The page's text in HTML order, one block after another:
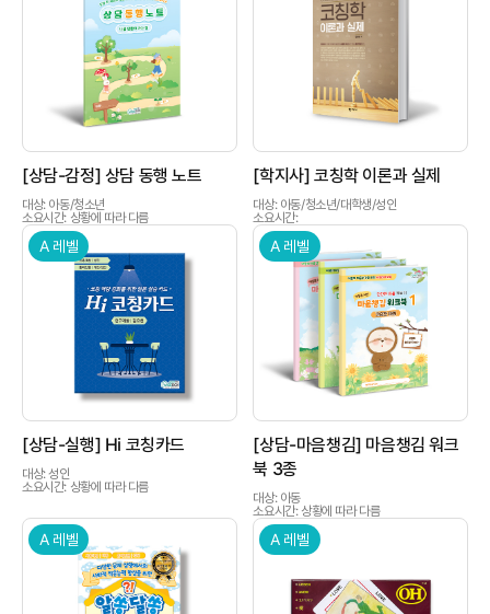
인싸이트는 '학지사 심리검사연구소'의 새 이름입니다.
상품이미지
[상담-감정] 상담 동행 노트
대상: 아동/청소년
소요시간: 상황에 따라 다름
상품이미지
[학지사] 코칭학 이론과 실제
대상: 아동/청소년/대학생/성인
소요시간:
상품이미지
A 레벨
[상담-실행] Hi 코칭카드
대상: 성인
소요시간: 상황에 따라 다름
상품이미지
A 레벨
[상담-마음챙김] 마음챙김 워크
북 3종
대상: 아동
소요시간: 상황에 따라 다름
A 레벨 A 레벨